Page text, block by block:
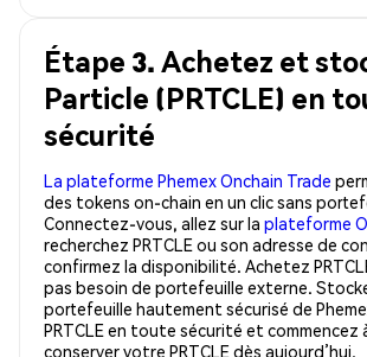
Étape 3. Achetez et
Particle (PRTCLE) en
sécurité
La plateforme Phemex Onchain Trade
des tokens on-chain en un clic sans
Connectez-vous, allez sur la plateforme
recherchez PRTCLE ou son adresse de
confirmez la disponibilité. Achetez
pas besoin de portefeuille externe.
portefeuille hautement sécurisé de
PRTCLE en toute sécurité et commencez
conserver votre PRTCLE dès aujourd’hui.